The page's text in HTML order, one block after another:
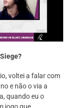
voltei a falar com
e não o via a
quando eu o
jogo que